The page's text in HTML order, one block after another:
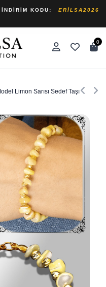
İNDIRIM KODU:
ERILSA2026
0
Limon Sarısı Sedef Taşı Bileklik